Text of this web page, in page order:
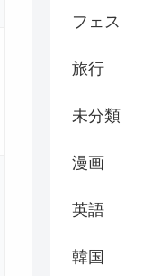
フェス
旅行
未分類
漫画
英語
韓国